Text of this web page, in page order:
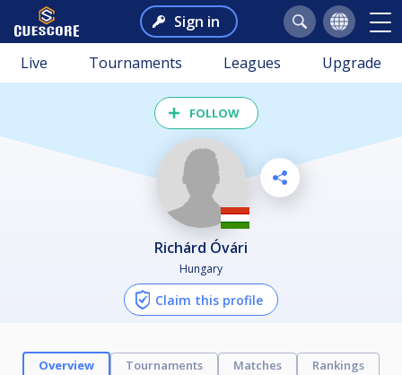
Sign in
Live Tournaments Leagues Upgrade
FOLLOW
Richárd Óvári
Hungary
Claim this profile
Overview Tournaments Matches
Rankings